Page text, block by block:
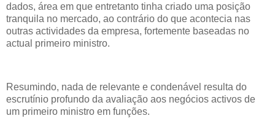
dados, área em que entretanto tinha criado uma posição
tranquila no mercado, ao contrário do que acontecia nas
outras actividades da empresa, fortemente baseadas no
actual primeiro ministro.
Resumindo, nada de relevante e condenável resulta do
escrutínio profundo da avaliação aos negócios activos de
um primeiro ministro em funções.